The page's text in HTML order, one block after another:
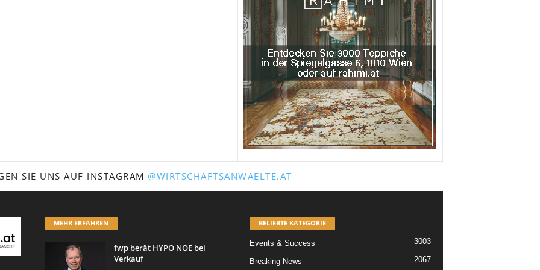
SIE UNS AUF INSTAGRAM @WIRTSCHAFTSANWAELTE.AT
MEHR ERFAHREN
fwp berät HYPO NOE bei
Verkauf
BELIEBTE KATEGORIE
Events & Success 3003
Breaking News 2067